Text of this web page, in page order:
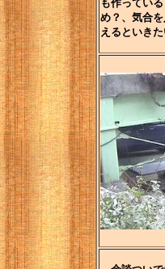
も作ってい
め？、気合
えるといき